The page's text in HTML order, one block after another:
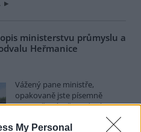
My Personal
ministerstvu průmyslu a
Heřmanice
Vážený pane ministře,
opakovaně jste písemně
upozorňován, že vedení
státního podniku DIAMO (dále
jen DIAMO), při sanaci odvalu